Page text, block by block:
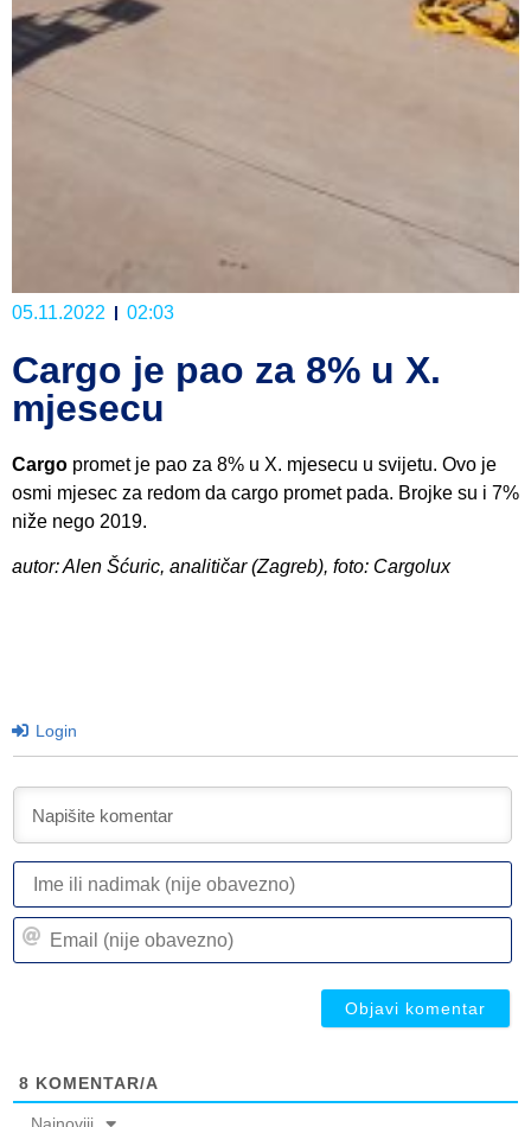
05.11.2022 02:03
Cargo je pao za 8% u X.
mjesecu
Cargo promet je pao za 8% u X. mjesecu u svijetu. Ovo je
osmi mjesec za redom da cargo promet pada. Brojke su i 7%
niže nego 2019.
autor: Alen Šćuric, analitičar (Zagreb), foto: Cargolux
Login
8 KOMENTAR/A